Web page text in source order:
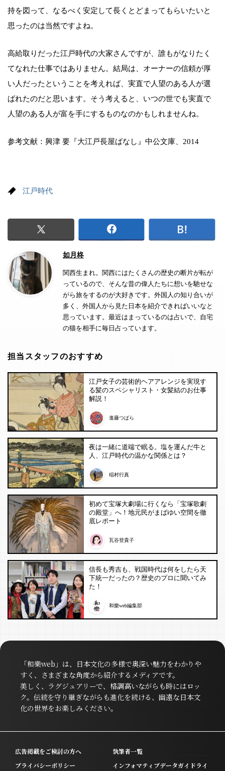
持を図って、なるべく安定して長くとどまってもらいたいと
思ったのは当然ですよね。
高給取りだった江戸時代の大家さんですが、誰もがなりたく
てなれた仕事ではありません。結局は、オーナーの信頼が厚
い人だったということを考えれば、実直で人望のある人が選
ばれたのだと思います。そう考えると、いつの世でも実直で
人望のある人が富を手にするものなのかもしれませんね。
参考文献：興津 要『大江戸長屋ばなし』中公文庫、2014
江戸時代
如月柊
関西生まれ。関西にはたくさんの歴史の断片が転が
っているので、そんな昔の偉人たちに想いを馳せな
がら旅をするのが大好きです。外国人の知り合いが
多く、外国人から見た日本を紹介できればいいなと
思っています。最近はまっているのは占いで、自宅
の猫を相手に毎日占っています。
担当スタッフのおすすめ
江戸女子の芸術的ヘアアレンジを実現す
る髪のスペシャリスト・女髪結のお仕事
解説！
進藤つばら
夜は一緒に道端で眠る。塩を運んだ牛と
人、江戸時代の温かな関係とは？
稲村行真
初めて宝塚大劇場に行くなら「宝塚歌劇
の殿堂」へ！地元民がまばゆい空間を徹
底レポート
瓦谷登貴子
信長も秀吉も、戦国時代は何をしたら天
下統一だったの？歴史のプロに聞いてみ
た！
和樂web編集部
「和樂web」は、日本文化の多様で奥深い魅力をわかりや
すく、さまざまな角度から紹介するメディアです。
美しく、ラグジュアリーで、格調高いながらも時にはロッ
ク。伝統を守り継ぎながらも進化を続ける、幽遠な日本文
化の世界をお楽しみください。
広告掲載をご検討の方へ
執筆者一覧
プライバシーポリシー
インフォマティブデータガイドライ